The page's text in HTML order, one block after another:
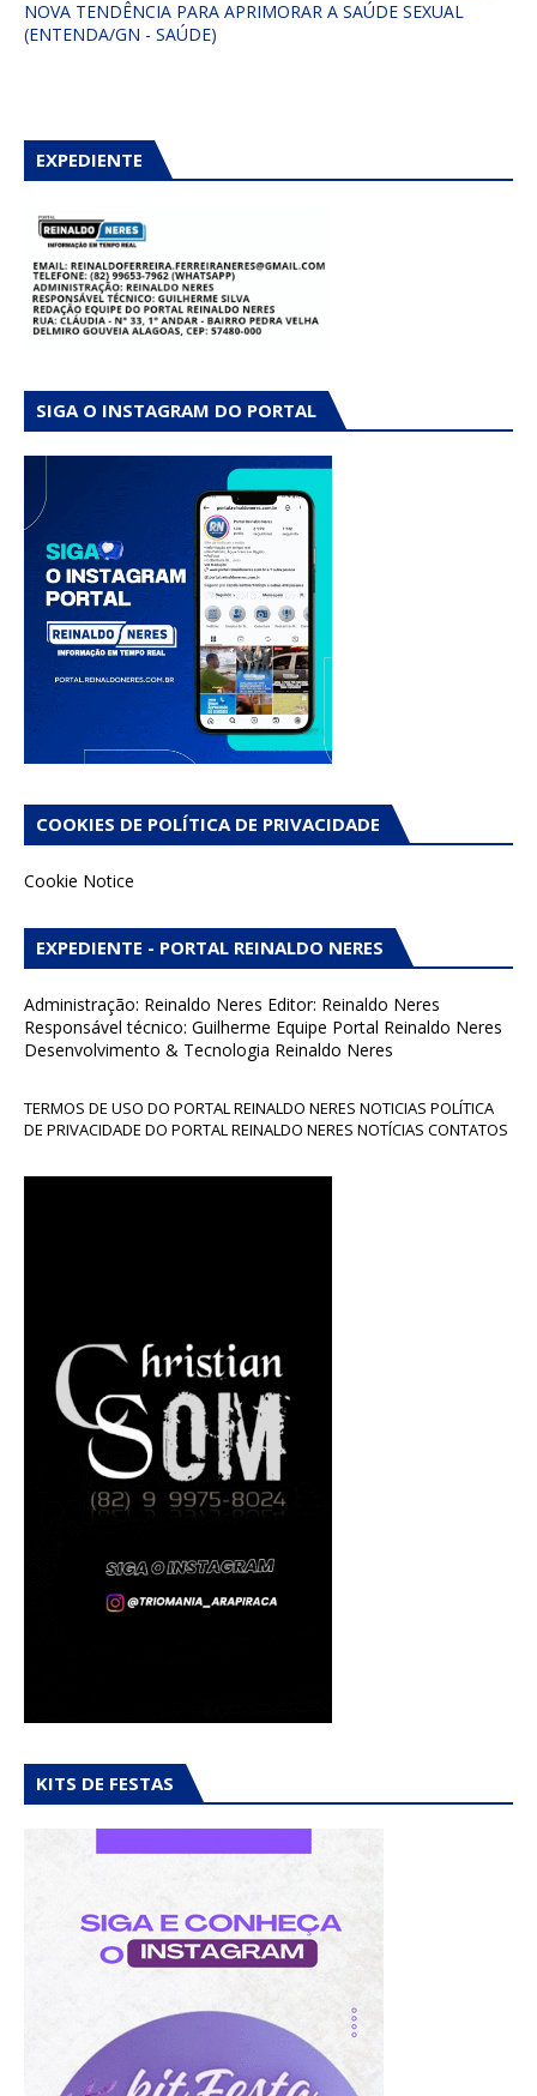
NOVA TENDÊNCIA PARA APRIMORAR A SAÚDE SEXUAL
(ENTENDA/GN - SAÚDE)
EXPEDIENTE
SIGA O INSTAGRAM DO PORTAL
COOKIES DE POLÍTICA DE PRIVACIDADE
Cookie Notice
EXPEDIENTE - PORTAL REINALDO NERES
Administração: Reinaldo Neres Editor: Reinaldo Neres
Responsável técnico: Guilherme Equipe Portal Reinaldo Neres
Desenvolvimento & Tecnologia Reinaldo Neres
TERMOS DE USO DO PORTAL REINALDO NERES NOTICIAS POLÍTICA
DE PRIVACIDADE DO PORTAL REINALDO NERES NOTÍCIAS CONTATOS
KITS DE FESTAS